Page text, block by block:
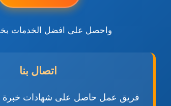
واحصل على افضل الخدمات بخصم
اتصال بنا
فريق عمل حاصل على شهادات خبرة